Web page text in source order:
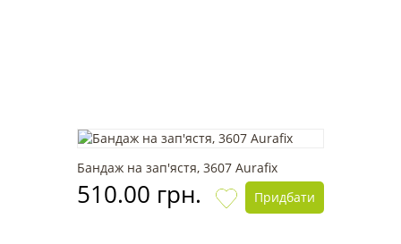
Бандаж на зап'ястя, 3607 Aurafix
510.00 грн. Придбати